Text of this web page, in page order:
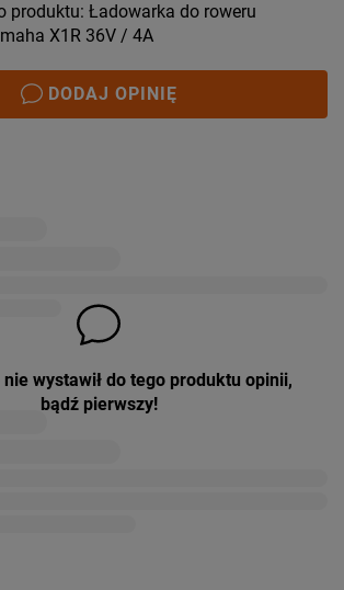
produktu: Ładowarka do roweru
X1R 36V / 4A
DODAJ OPINIĘ
nie wystawił do tego produktu opinii,
bądź pierwszy!